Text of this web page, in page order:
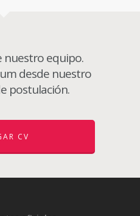
nuestro equipo.
desde nuestro
postulación.
CV